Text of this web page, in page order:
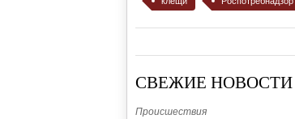
СВЕЖИЕ НОВОСТИ
Происшествия